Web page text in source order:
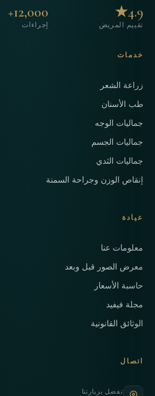
4.9★
تقييم المريض
12,000+
إجراءات
خدمات
زراعة الشعر
طب الأسنان
جماليات الوجه
جماليات الجسم
جماليات الثدي
إنقاص الوزن وجراحة السمنة
عيادة
معلومات عنا
معرض الصور قبل وبعد
حاسبة الأسعار
مجلة فيفيد
الوثائق القانونية
اتصال
تفضل بزيارتنا